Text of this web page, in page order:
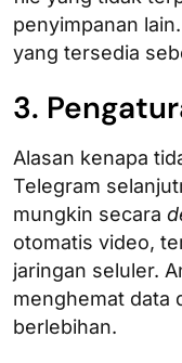
penyimpanan
yang tersedia
3.
Alasan kenapa
Telegram
mungkin secara
otomatis video,
jaringan seluler.
menghemat data
berlebihan.